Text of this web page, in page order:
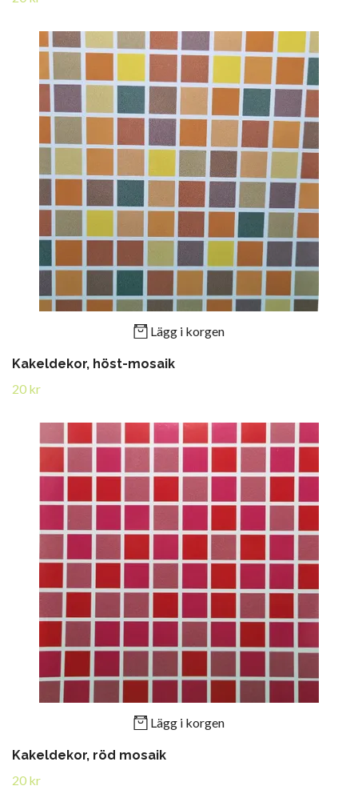
Lägg i korgen
Kakeldekor, höst-mosaik
20 kr
Lägg i korgen
Kakeldekor, röd mosaik
20 kr